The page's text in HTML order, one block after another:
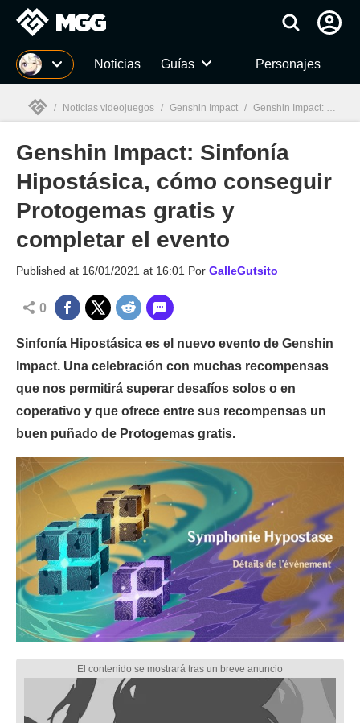
MGG Noticias Guías Personajes
MGG
/ Noticias videojuegos / Genshin Impact / Genshin Impact: Sinfonía Hipostásica, cómo conseguir Protogemas gratis y completar el evento
Genshin Impact: Sinfonía
Hipostásica, cómo conseguir
Protogemas gratis y
completar el evento
Published at 16/01/2021 at 16:01 Por GalleGutsito
0
Sinfonía Hipostásica es el nuevo evento de Genshin
Impact. Una celebración con muchas recompensas
que nos permitirá superar desafíos solos o en
coperativo y que ofrece entre sus recompensas un
buen puñado de Protogemas gratis.